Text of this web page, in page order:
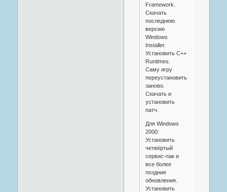
Framework.
Скачать
последнюю
версию
Windows
Installer.
Установить C++
Runtimes.
Саму игру
переустановить
заново.
Скачать и
установить
патч.
Для Windows
2000:
Установить
четвёртый
сервис-пак и
все более
поздние
обновления.
Установить